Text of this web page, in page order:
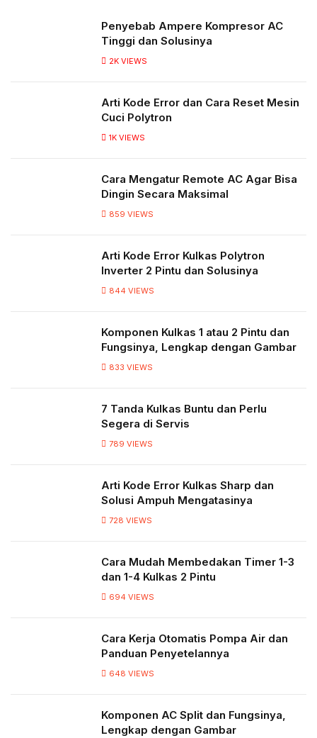
Penyebab Ampere Kompresor AC
Tinggi dan Solusinya
2K VIEWS
Arti Kode Error dan Cara Reset Mesin
Cuci Polytron
1K VIEWS
Cara Mengatur Remote AC Agar Bisa
Dingin Secara Maksimal
859 VIEWS
Arti Kode Error Kulkas Polytron
Inverter 2 Pintu dan Solusinya
844 VIEWS
Komponen Kulkas 1 atau 2 Pintu dan
Fungsinya, Lengkap dengan Gambar
833 VIEWS
7 Tanda Kulkas Buntu dan Perlu
Segera di Servis
789 VIEWS
Arti Kode Error Kulkas Sharp dan
Solusi Ampuh Mengatasinya
728 VIEWS
Cara Mudah Membedakan Timer 1-3
dan 1-4 Kulkas 2 Pintu
694 VIEWS
Cara Kerja Otomatis Pompa Air dan
Panduan Penyetelannya
648 VIEWS
Komponen AC Split dan Fungsinya,
Lengkap dengan Gambar